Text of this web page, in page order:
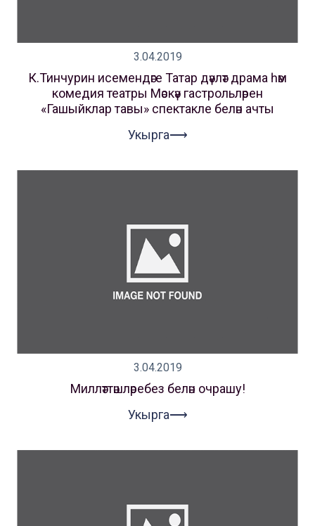
3.04.2019
К.Тинчурин исемендәге Татар дәүләт драма һәм
комедия театры Мәскәү гастрольләрен
«Гашыйклар тавы» спектакле белән ачты
Укырга⟶
3.04.2019
Милләттәшләребез белән очрашу!
Укырга⟶